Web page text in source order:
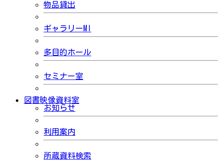
物品貸出
ギャラリーMI
多目的ホール
セミナー室
図書映像資料室
お知らせ
利用案内
所蔵資料検索